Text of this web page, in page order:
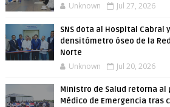
Unknown Jul 27, 2026
SNS dota al Hospital Cabral
densitómetro óseo de la
Norte
Unknown Jul 20, 2026
Ministro de Salud retorna al
Médico de Emergencia tras